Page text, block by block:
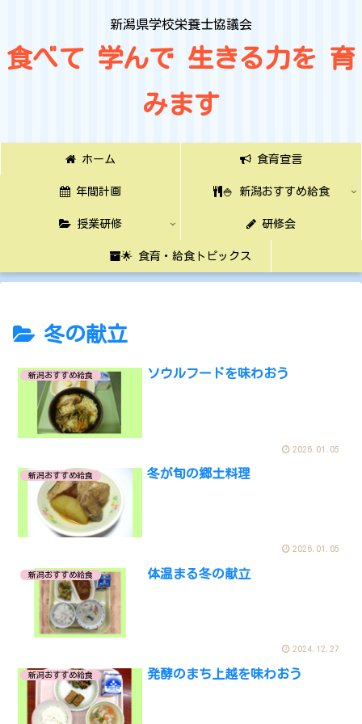
新潟県学校栄養士協議会
食べて 学んで 生きる力を 育
みます
ホーム 食育宣言
年間計画 🍚 新潟おすすめ給食
授業研修 研修会
🌟 食育・給食トピックス
冬の献立
新潟おすすめ給食 ソウルフードを味わおう
2026.01.05
新潟おすすめ給食 冬が旬の郷土料理
2026.01.05
新潟おすすめ給食 体温まる冬の献立
2024.12.27
新潟おすすめ給食 発酵のまち上越を味わおう